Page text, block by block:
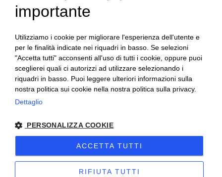
P.IVA IT04218710962 |Privacy|Note Legali|Sitemap
Data Act Policy
Sito creato daetinet.it
GERMAN
PORTUGUESE
SPANISH
importante
Utilizziamo i cookie per migliorare l'esperienza dell'utente e
per le finalità indicate nei riquadri in basso. Se selezioni
"Accetta tutti" acconsenti all'uso di tutti i cookie, oppure puoi
sceglierei quali ci autorizzi ad utilizzare selezionando i
riquadri in basso. Puoi leggere ulteriori informazioni sulla
nostra politica sui cookie nella nostra politica sulla privacy.
Dettaglio
PERSONALIZZA COOKIE
ACCETTA TUTTI
RIFIUTA TUTTI